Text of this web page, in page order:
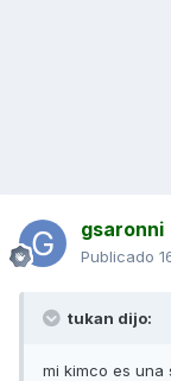
gsaronni
Publicado
tukan dijo:
mi kimco es una